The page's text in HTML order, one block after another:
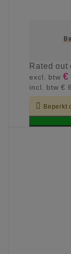
Ratedout
excl. btw€
incl. btw€
 Beperkt